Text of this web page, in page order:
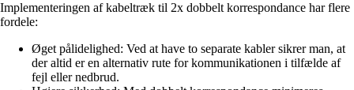
Implementeringen af kabeltræk til 2x dobbelt korrespondance har flere
fordele:
Øget pålidelighed: Ved at have to separate kabler sikrer man, at
der altid er en alternativ rute for kommunikationen i tilfælde af
fejl eller nedbrud.